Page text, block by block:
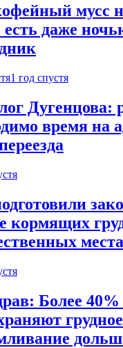
мусс
даже
1 год спустя
Дугенцова:
время на
кормящих
Более 40%
грудное